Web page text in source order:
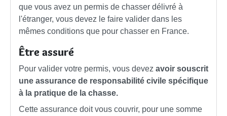
que vous avez un permis de chasser délivré à
l'étranger, vous devez le faire valider dans les
mêmes conditions que pour chasser en France.
Être assuré
Pour valider votre permis, vous devez avoir souscrit
une assurance de responsabilité civile spécifique
à la pratique de la chasse.
Cette assurance doit vous couvrir, pour une somme